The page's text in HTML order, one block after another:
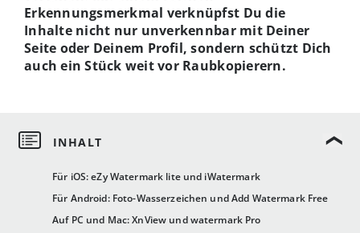
Für iOS: eZy Watermark lite und iWatermark
Für Android: Foto-Wasserzeichen und Add Watermark Free
Auf PC und Mac: XnView und watermark Pro
Erkennungsmerkmal verknüpfst Du die
Inhalte nicht nur unverkennbar mit Deiner
Seite oder Deinem Profil, sondern schützt Dich
auch ein Stück weit vor Raubkopierern.